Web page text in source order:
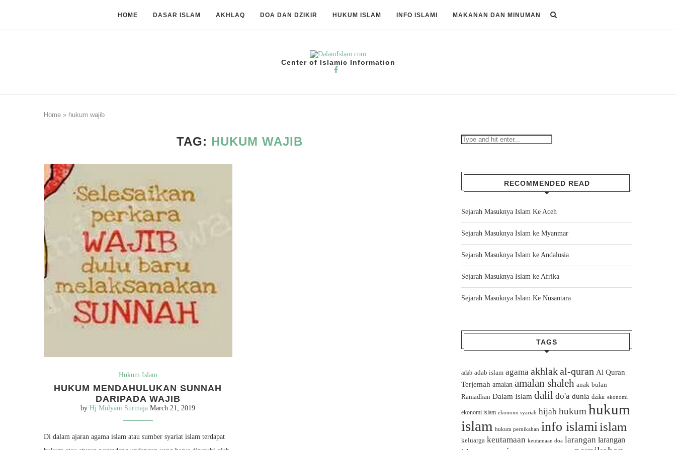
HOME DASAR ISLAM AKHLAQ DOA DAN DZIKIR HUKUM ISLAM INFO ISLAMI MAKANAN DAN MINUMAN
Center of Islamic Information
Home » hukum wajib
TAG: HUKUM WAJIB
Hukum Islam
HUKUM MENDAHULUKAN SUNNAH
DARIPADA WAJIB
byHj Mulyani Surmaja March 21, 2019
Di dalam ajaran agama islam atau sumber syariat islam terdapat
RECOMMENDED READ
Sejarah Masuknya Islam Ke Aceh
Sejarah Masuknya Islam ke Myanmar
Sejarah Masuknya Islam ke Andalusia
Sejarah Masuknya Islam ke Afrika
Sejarah Masuknya Islam Ke Nusantara
TAGS
adab adab islam agama akhlakal-quran Al Quran
Terjemah amalan amalan shaleh anak bulan
Ramadhan Dalam Islam dalil do'a dunia dzikir ekonomi
ekonomi islam ekonomi syariah hijab hukum hukum
islam hukum pernikahan info islamiislam
keluarga keutamaan keutamaan doa larangan larangan